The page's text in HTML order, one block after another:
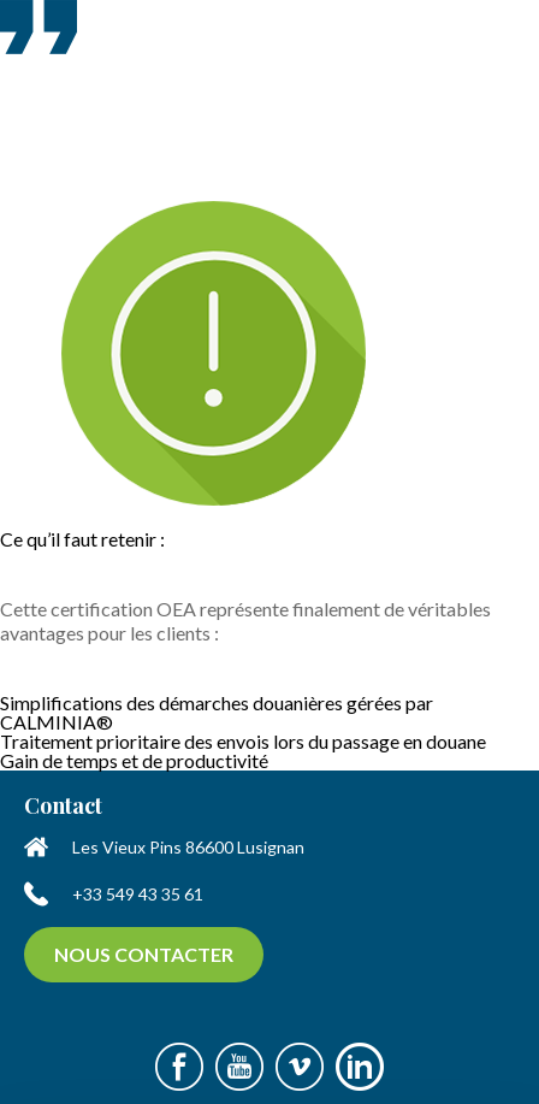
Ce qu’il faut retenir :
Cettecertification OEAreprésentefinalementde véritables
avantages pour les clients :
Simplifications des démarches douanières gérées par
CALMINIA®
Traitement prioritaire des envois lors du passageen douane
Gain de temps et de productivité
Contact
Les Vieux Pins 86600Lusignan
+33 549 43 35 61
NOUS CONTACTER